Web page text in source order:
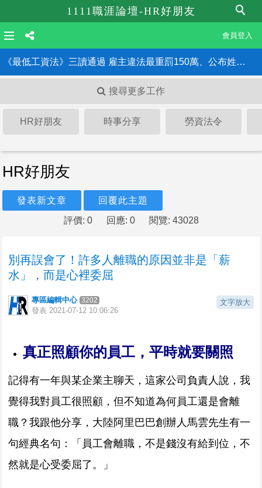
1111職涯論壇-HR好朋友
會員登入
《最低工資法》三讀通過 雇主違法最重罰150萬、公布姓名！HR一定要知道的6大重點
搜尋更多工作
HR好朋友 時事分享 勞資法令
HR好朋友
發表新文章
回覆此主題
評價: 0
回應: 0 閱覽: 43028
別再誤會了！許多人離職的原因並非是「薪
水」，而是心裡委屈
文字放大
專區編輯中心 3202
發表 2021-07-12 10:06:26
真正照顧你的員工，平時就要關照
記得有一年與某企業主聊天，這家公司負責人說，我
覺得我對員工很照顧，但不知道為何員工還是會離
職？我跟他分享，大陸阿里巴巴創辦人馬雲先生有一
句經典名句：「員工會離職，不是錢沒有給到位，不
然就是心受委屈了。」